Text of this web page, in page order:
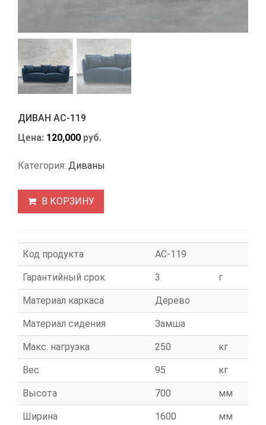
ДИВАН АС-119
Цена: 120,000 руб.
Категория: Диваны
В КОРЗИНУ
Код продукта АС-119
Гарантийный срок 3 г
Материал каркаса Дерево
Материал сидения Замша
Макс. нагрузка 250 кг
Вес 95 кг
Высота 700 мм
Ширина 1600 мм